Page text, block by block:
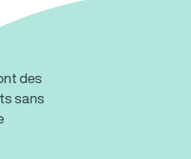
des
sans